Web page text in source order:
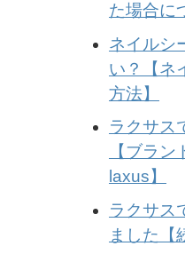
た場合に
ネイルシ
い？【ネ
方法】
ラクサス
【ブラ
laxus】
ラクサス
ました【